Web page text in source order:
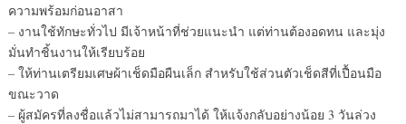
ความพร้อมก่อนอาสา
– งานใช้ทักษะทั่วไป มีเจ้าหน้าที่ช่วยแนะนำ แต่ท่านต้องอดทน และมุ่ง
มั่นทำชิ้นงานให้เรียบร้อย
– ให้ท่านเตรียมเศษผ้าเช็ดมือผืนเล็ก สำหรับใช้ส่วนตัวเช็ดสีที่เปื้อนมือ
ขณะวาด
– ผู้สมัครที่ลงชื่อแล้วไม่สามารถมาได้ ให้แจ้งกลับอย่างน้อย 3 วันล่วง